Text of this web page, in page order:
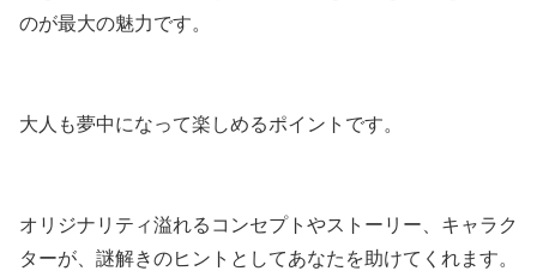
のが最大の魅力です。
大人も夢中になって楽しめるポイントです。
オリジナリティ溢れるコンセプトやストーリー、キャラク
ターが、謎解きのヒントとしてあなたを助けてくれます。